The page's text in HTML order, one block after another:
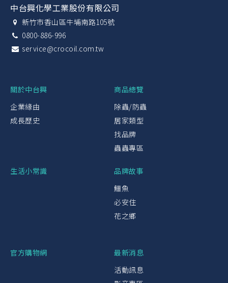
中台興化學工業股份有限公司
新竹市香山區牛埔南路105號
0800-886-996
service@crocoil.com.tw
關於中台興
企業緣由
成長歷史
商品總覽
除蟲/防蟲
居家類型
找品牌
蟲蟲專區
生活小常識
品牌故事
鱷魚
必安住
花之鄉
官方購物網
最新消息
活動訊息